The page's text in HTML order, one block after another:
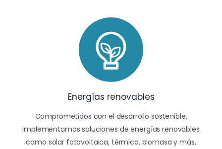
Energías renovables
Comprometidos con el desarrollo sostenible,
implementamos soluciones de energías renovables
como solar fotovoltaica, térmica, biomasa y más,